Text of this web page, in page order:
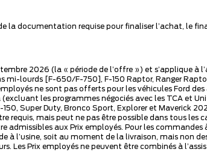
documentation requise pour finaliser l’achat, le
2026 (la « période de l’offre ») et s’applique
mi-lourds [F-650/F-750], F-150 Raptor, Ranger
ne sont pas offerts pour les véhicules Ford
les programmes négociés avec les TCA et
Super Duty, Bronco Sport, Explorer et Maverick
requis, mais peut ne pas être possible dans tous les
aux Prix employés. Pour les
l’usine, soit au moment de la livraison, mais non
Les Prix employés ne peuvent être combinés à